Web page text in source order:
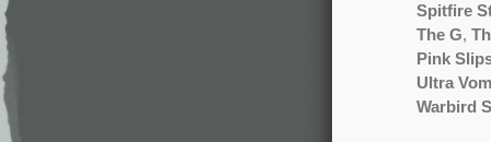
Spitfire
The G,
Pink
Ultra
Warbird